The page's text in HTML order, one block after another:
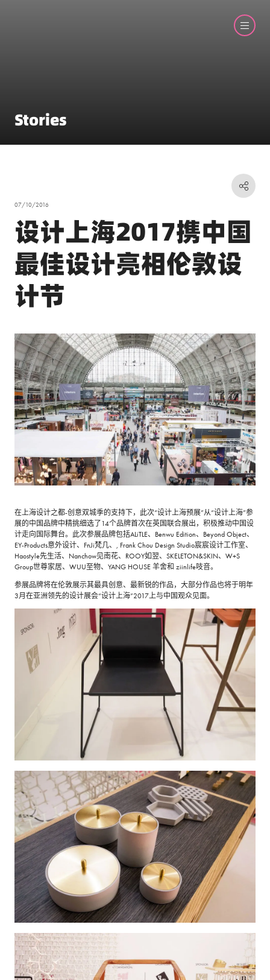
Stories
07/10/2016
设计上海2017携中国
最佳设计亮相伦敦设
计节
在上海设计之都-创意双城季的支持下，此次“设计上海预展”从“设计上海”参
展的中国品牌中精挑细选了14个品牌首次在英国联合展出，积极推动中国设
计走向国际舞台。此次参展品牌包括ALiTLE、Benwu Edition、Beyond Object、
EY-Products意外设计、FnJi梵几、, Frank Chou Design Studio宸宸设计工作室、
Haostyle先生活、Nanchow见南花、ROOY如翌、SKELETON&SKIN、W+S
Group世尊家居、WUU至物、YANG HOUSE 羊舍和 ziinlife吱音。
参展品牌将在伦敦展示其最具创意、最新锐的作品，大部分作品也将于明年
3月在亚洲领先的设计展会“设计上海”2017上与中国观众见面。